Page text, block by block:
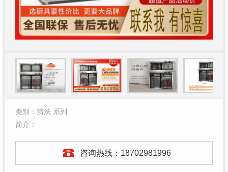
类别：清洗 系列
简介：
咨询热线： 18702981996